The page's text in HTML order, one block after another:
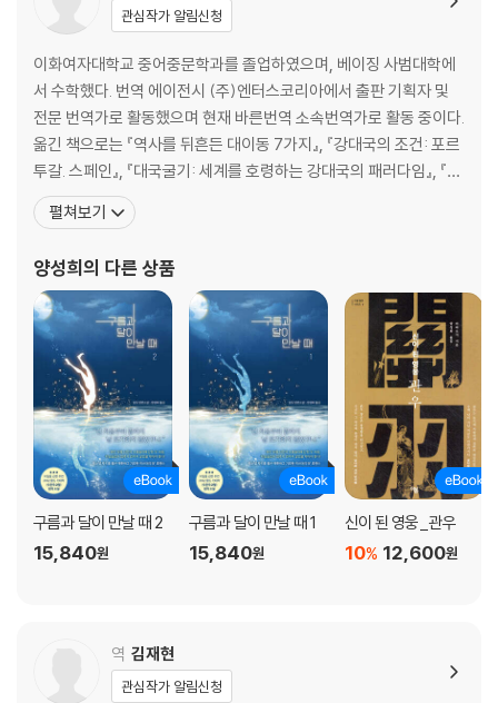
합리적인 기대 수익률은 얼마인가?
전쟁을 잘하는 장수는 혁혁한 공이 없다
목표가 명확하면 원망할 것도, 후회할 것도 없다
9장. 오늘 다시 시작한다면
주식투자를 배우는 4단계
독자 질문에 대한 답변
만약 오늘 다시 시작한다면
에필로그 _ 돈에 대한 반성
옮긴이의 말
해제 _ 차티스트 vs. 펀더멘털리스트 | 홍진채
관심작가 알림신청
이화여자대학교 중어중문학과를 졸업하였으며, 베이징 사범대학에
서 수학했다. 번역 에이전시 (주)엔터스코리아에서 출판 기획자 및
전문 번역가로 활동했으며 현재 바른번역 소속번역가로 활동 중이다.
옮긴 책으로는 『역사를 뒤흔든 대이동 7가지』, 『강대국의 조건: 포르
투갈. 스페인』, 『대국굴기: 세계를 호령하는 강대국의 패러다임』, 『채
근담』 상, 하, 『하늘길 따라 세계의 지붕을 달린다 : 칭짱 철도 여행』,
『마음을 풍요롭게 하는 선의 향기』, 『천년의 철학, 백년의 인생』, 『우
보다 자신이 명의다』 1, 2
펼쳐보기
양성희의 다른 상품
구름과 달이 만날 때 2
15,840원
구름과 달이 만날 때 1
15,840원
신이 된 영웅_관우
12,600원
10%
역 김재현
관심작가 알림신청